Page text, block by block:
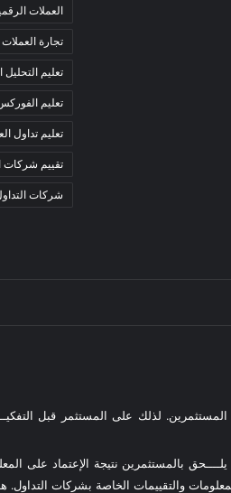
العملات
تجارة العملات
تعليم
تعليم
تعليم تداول
تقييم شركات
شركات
لذلك على المستثمر قبل
بالمستثمرين نتيجة الإعتماد على
والتقييمات الخاصة بشركات التداول.